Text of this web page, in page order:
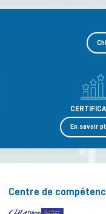
En savoir
Centre de